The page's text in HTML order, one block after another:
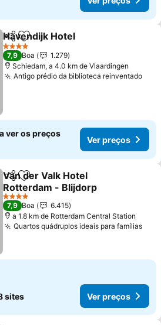
PartilharAdicionar aos favoritos
Havendijk Hotel
4 Estrelas
7,9 Boa
1.279
Schiedam, a 4.0 km de Vlaardingen
Antigo prédio da biblioteca reinventadoVer
ver os preços
Ver preços
PartilharAdicionar aos favoritos
Van der Valk Hotel
Rotterdam - Blijdorp
Ver preços
4 Estrelas
7,9 Boa
6.415
a 1.8 km de Rotterdam Central Station
Quartos quádruplos ideais para famíliasVer
sites Ver preços